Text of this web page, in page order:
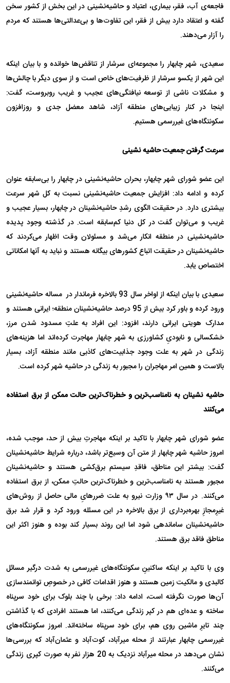
فاجعه‌ی آب، فقر، بیماری، اعتیاد و حاشیه‌نشینی در این بخش از کشور سخن
گفته و اعتقاد دارد بیش از فقر، این تفاوت‌ها و بی‌عدالتی‌ها هستند که مردم
را آزار می‌دهند.
سعیدی، شهر چابهار را مجموعه‌ای سرشار از تناقض‌ها خوانده و با بیان اینکه
این شهر از یکسو سرشار از ظرفیت‌های خاص است و از سوی دیگر با چالش‌ها
و مشکلات ناشی از توسعه نیافتگی‌های عجیب و غریب روبروست، گفت:
اینجا در کنار زیبایی‌های منطقه آزاد، شاهد معضل جدی و روزافزون
سکونتگاه‌های غیررسمی هستیم.
سرعت گرفتن جمعیت حاشیه نشینی
این عضو شورای شهر چابهار، بحران حاشیه‌نشینی در چابهار را بی‌سابقه عنوان
کرده و ادامه داد: افزایش جمعیت حاشیه‌نشینی نسبت به کل شهر سرعت
بیشتری دارد. در حقیقت الگوی رشدِ حاشیه‌نشینان در چابهار، بسیار عجیب و
غریب و می‌توان گفت در کل دنیا کم‌سابقه است. در گذشته وجود پدیده
حاشیه‌نشینی در منطقه انکار می‌شد و مسئولان وقت اظهار می‌کردند که
حاشیه‌نشینان در حقیقت اتباع کشورهای بیگانه هستند و نباید به آ‌نها امکاناتی
اختصاص یابد.
سعیدی با بیان اینکه از اواخر سال 93 بالاخره فرماندار در مساله حاشیه‌نشینی
ورود کرده و باور کرد بیش از 95 درصد حاشیه‌نشینان منطقه؛ ایرانی هستند و
مدارک هویتی ایرانی دارند، افزود: این افراد به علتِ مسدود شدن مرز،
خشکسالی و نابودیِ کشاورزی به شهر چابهار مهاجرت کرده‌اند اما هزینه‌های
زندگی در شهر به علت وجود جذابیت‌های کاذبی مانند منطقه آزاد، بسیار
بالاست و همین امر مهاجران را مجبور به زندگی در حاشیه شهر کرده است.
حاشیه نشینان به نامناسب‌ترین و خطرناک‌ترین حالت ممکن از برق استفاده
می‌کنند
عضو شورای شهر چابهار با تاکید بر اینکه مهاجرتِ بیش از حد، موجب شده،
امروز حاشیه شهر چابهار از متن آن وسیع‌تر باشد، درباره شرایط حاشیه‌نشینان
گفت: بیشتر این مناطق، فاقدِ سیستم برق‌کشی هستند و حاشیه‌نشینان
مجبور هستند به نامناسب‌ترین و خطرناک‌ترین حالتِ ممکن، از برق استفاده
می‌کنند. در سال ۹۳ وزارت نیرو به علت ضررهایِ مالی حاصل از روش‌های
غیرِمجازِ بهره‌برداری از برق بالاخره در این مسئله ورود کرد و قرار شد برق
حاشیه‌نشینان ساماندهی شود اما این روند بسیار کند بوده و هنوز اکثر این
مناطق فاقد برق هستند.
وی با تاکید بر اینکه ساکنینِ سکونتگاه‌های غیررسمی به شدت درگیر مسائل
کالبدی و مالکیت زمین هستند و هنوز اقدامات کافی در خصوصِ توانمندسازی
آن‌ها صورت نگرفته است، ادامه داد: برخی با چند بلوک برای خود سرپناه
ساخته و عده‌ای هم در کپر زندگی می‌کنند، اما هستند افرادی که با گذاشتن
چند تایرِ ماشین روی هم، برای خود سرپناه ساخته‌اند. امروز سکونتگاه‌های
غیررسمی چابهار عبارتند از محله میرآباد، کوت‌آباد و عثمان‌آباد که بررسی‌ها
نشان می‌دهد در محله میرآباد نزدیک به 20 هزار نفر به صورت کپری زندگی
می‌کنند.